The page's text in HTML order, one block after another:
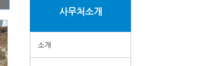
사무처소개
소개